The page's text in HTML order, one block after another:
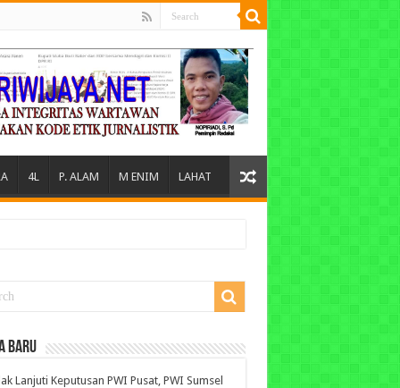
4L P. ALAM M ENIM LAHAT
BARU
Lanjuti Keputusan PWI Pusat, PWI Sumsel